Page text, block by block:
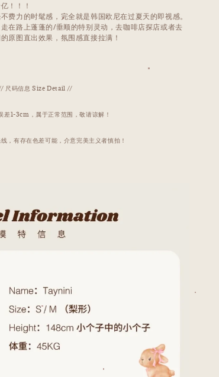
！！！
费力的时髦感，完全就是韩国欧尼在过夏天的即视感。
在路上蓬蓬的/垂顺的特别灵动，去咖啡店探店或者去
原图直出效果，氛围感直接拉满！
尺码信息 Size Detail //
差1-3cm，属于正常范围，敬请谅解！
，有存在色差可能，介意完美主义者慎拍！